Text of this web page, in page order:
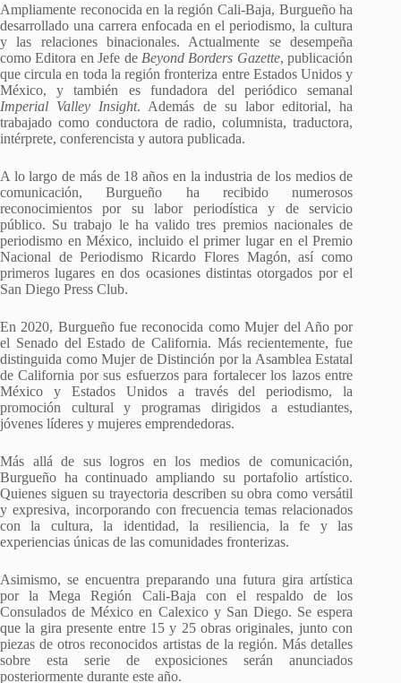
Ampliamente reconocida en la región Cali-Baja, Burgueño ha
desarrollado una carrera enfocada en el periodismo, la cultura
y las relaciones binacionales. Actualmente se desempeña
como Editora en Jefe de Beyond Borders Gazette, publicación
que circula en toda la región fronteriza entre Estados Unidos y
México, y también es fundadora del periódico semanal
Imperial Valley Insight. Además de su labor editorial, ha
trabajado como conductora de radio, columnista, traductora,
intérprete, conferencista y autora publicada.
A lo largo de más de 18 años en la industria de los medios de
comunicación, Burgueño ha recibido numerosos
reconocimientos por su labor periodística y de servicio
público. Su trabajo le ha valido tres premios nacionales de
periodismo en México, incluido el primer lugar en el Premio
Nacional de Periodismo Ricardo Flores Magón, así como
primeros lugares en dos ocasiones distintas otorgados por el
San Diego Press Club.
En 2020, Burgueño fue reconocida como Mujer del Año por
el Senado del Estado de California. Más recientemente, fue
distinguida como Mujer de Distinción por la Asamblea Estatal
de California por sus esfuerzos para fortalecer los lazos entre
México y Estados Unidos a través del periodismo, la
promoción cultural y programas dirigidos a estudiantes,
jóvenes líderes y mujeres emprendedoras.
Más allá de sus logros en los medios de comunicación,
Burgueño ha continuado ampliando su portafolio artístico.
Quienes siguen su trayectoria describen su obra como versátil
y expresiva, incorporando con frecuencia temas relacionados
con la cultura, la identidad, la resiliencia, la fe y las
experiencias únicas de las comunidades fronterizas.
Asimismo, se encuentra preparando una futura gira artística
por la Mega Región Cali-Baja con el respaldo de los
Consulados de México en Calexico y San Diego. Se espera
que la gira presente entre 15 y 25 obras originales, junto con
piezas de otros reconocidos artistas de la región. Más detalles
sobre esta serie de exposiciones serán anunciados
posteriormente durante este año.